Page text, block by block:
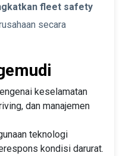
fleet safety
secara
keselamatan
dan manajemen
teknologi
kondisi darurat.